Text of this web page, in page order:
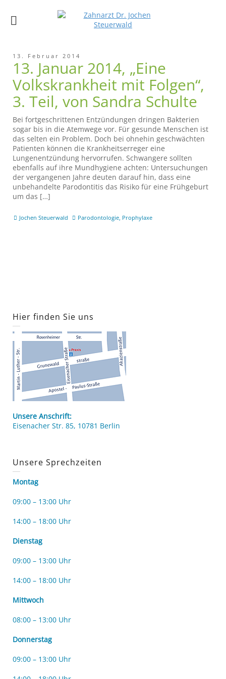
13. Februar 2014
13. Januar 2014, „Eine
Volkskrankheit mit Folgen“,
3. Teil, von Sandra Schulte
Bei fortgeschrittenen Entzündungen dringen Bakterien
sogar bis in die Atemwege vor. Für gesunde Menschen ist
das selten ein Problem. Doch bei ohnehin geschwächten
Patienten können die Krankheitserreger eine
Lungenentzündung hervorrufen. Schwangere sollten
ebenfalls auf ihre Mundhygiene achten: Untersuchungen
der vergangenen Jahre deuten darauf hin, dass eine
unbehandelte Parodontitis das Risiko für eine Frühgeburt
um das […]
Jochen Steuerwald Parodontologie, Prophylaxe
Hier finden Sie uns
Unsere Anschrift:
Eisenacher Str. 85, 10781 Berlin
Unsere Sprechzeiten
Montag
09:00 – 13:00 Uhr
14:00 – 18:00 Uhr
Dienstag
09:00 – 13:00 Uhr
14:00 – 18:00 Uhr
Mittwoch
08:00 – 13:00 Uhr
Donnerstag
09:00 – 13:00 Uhr